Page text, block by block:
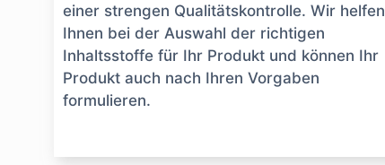
einer strengen Qualitätskontrolle. Wir helfen
Ihnen bei der Auswahl der richtigen
Inhaltsstoffe für Ihr Produkt und können Ihr
Produkt auch nach Ihren Vorgaben
formulieren.